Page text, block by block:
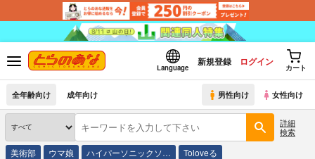
Language
新規登録 ログイン
カート
全年齢向け 成年向け 男性向け 女性向け
詳細
検索
美術部 ウマ娘 ハイパーソニックソ… Toloveる